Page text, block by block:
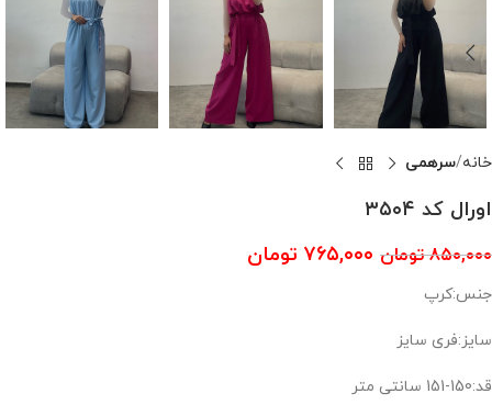
خانه سرهمی
اورال کد ۳۵۰۴
۸۵۰,۰۰۰ تومان ۷۶۵,۰۰۰ تومان
جنس:کرپ
سایز:فری سایز
قد:150-151 سانتی متر